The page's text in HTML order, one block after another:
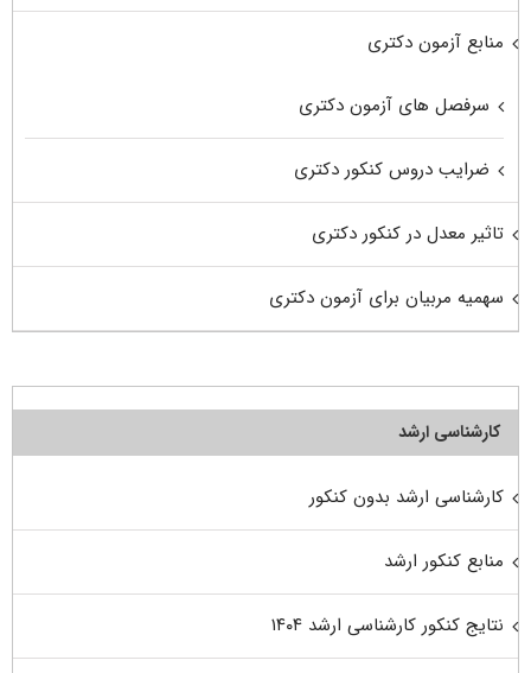
منابع آزمون دکتری
سرفصل های آزمون دکتری
ضرایب دروس کنکور دکتری
تاثیر معدل در کنکور دکتری
سهمیه مربیان برای آزمون دکتری
کارشناسی ارشد
کارشناسی ارشد بدون کنکور
منابع کنکور ارشد
نتایج کنکور کارشناسی ارشد ۱۴۰۴